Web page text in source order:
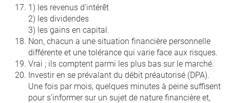
1) les revenus d’intérêt
2) les dividendes
3) les gains en capital.
Non, chacun a une situation financière personnelle
différente et une tolérance qui varie face aux risques.
Vrai ; ils comptent parmi les plus bas sur le marché.
Investir en se prévalant du débit préautorisé (DPA).
Une fois par mois, quelques minutes à peine suffisent
pour s’informer sur un sujet de nature financière et,